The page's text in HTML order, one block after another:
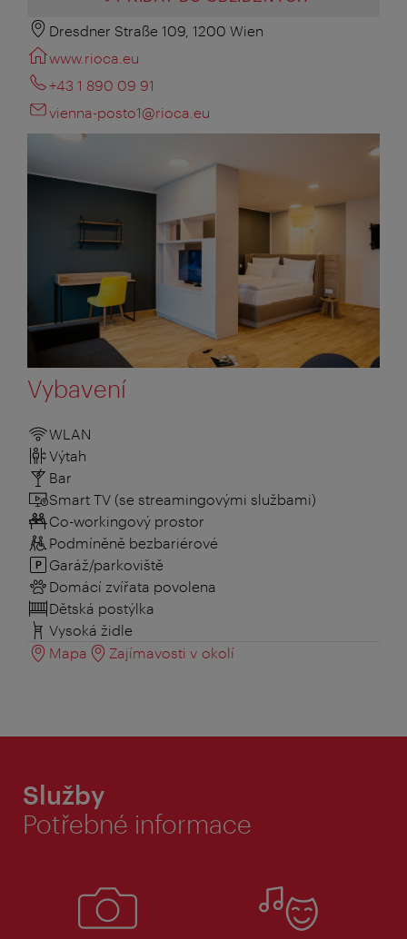
Dresdner Straße 109, 1200 Wien
www.rioca.eu
+43 1 890 09 91
vienna-posto1@rioca.eu
Vybavení
WLAN
Výtah
Bar
Smart TV (se streamingovými službami)
Co-workingový prostor
Podmíněně bezbariérové
Garáž/parkoviště
Domácí zvířata povolena
Dětská postýlka
Vysoká židle
Mapa
Zajímavosti v okolí
Služby
Potřebné informace